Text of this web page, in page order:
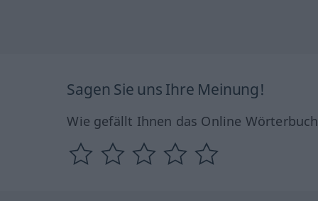
Sagen Sie uns Ihre Meinung!
Wie gefällt Ihnen das Online